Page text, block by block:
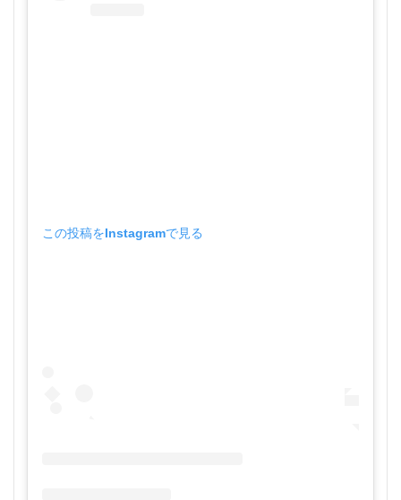
この投稿をInstagramで見る